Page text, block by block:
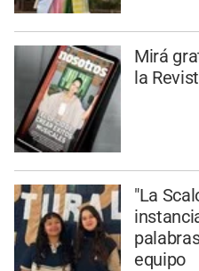
Mirá
la
"La
equipo